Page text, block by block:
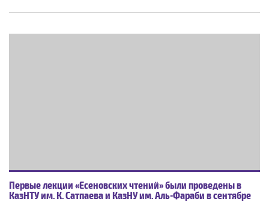
Первые лекции «Есеновских чтений» были проведены в
КазНТУ им. К. Сатпаева и КазНУ им. Аль-Фараби в сентябре